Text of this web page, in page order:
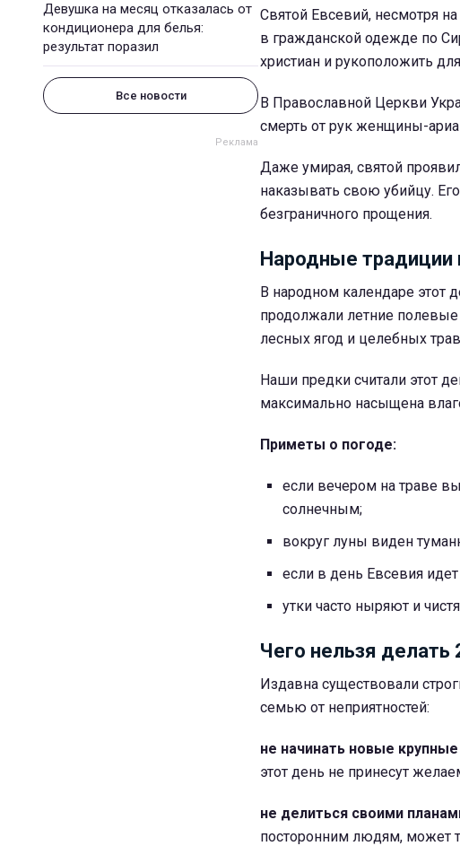
Девушка на месяц отказалась от
кондиционера для белья:
результат поразил
Все новости
Святой Евсевий, несмотря
в гражданской одежде по
христиан и рукоположить
В Православной Церкви
смерть от рук женщины-
Даже умирая, святой
наказывать свою убийцу.
безграничного прощения.
Народные
В народном календаре этот
продолжали летние
лесных ягод и целебных
Наши предки считали этот
максимально насыщена
Приметы о погоде:
если вечером на траве
солнечным;
вокруг луны виден
если в день Евсевия
утки часто ныряют и
Чего нельзя делать
Издавна существовали
семью от неприятностей:
не начинать новые
этот день не принесут
не делиться своими
посторонним людям, может